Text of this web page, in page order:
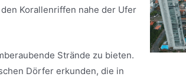
Korallenriffen nahe der Ufer
Strände zu bieten.
Dörfer erkunden, die in